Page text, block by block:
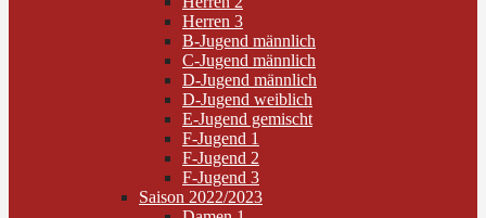
Herren 3
B-Jugend männlich
C-Jugend männlich
D-Jugend männlich
D-Jugend weiblich
E-Jugend gemischt
F-Jugend 1
F-Jugend 2
F-Jugend 3
Saison 2022/2023